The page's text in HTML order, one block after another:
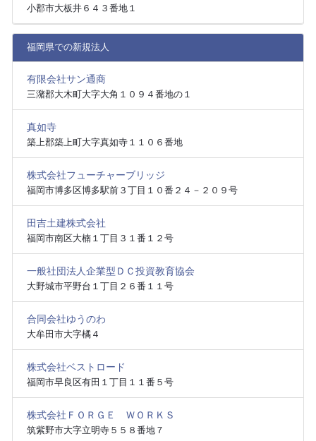
小郡市大板井６４３番地１
福岡県での新規法人
有限会社サン通商
三潴郡大木町大字大角１０９４番地の１
真如寺
築上郡築上町大字真如寺１１０６番地
株式会社フューチャーブリッジ
福岡市博多区博多駅前３丁目１０番２４－２０９号
田吉土建株式会社
福岡市南区大楠１丁目３１番１２号
一般社団法人企業型ＤＣ投資教育協会
大野城市平野台１丁目２６番１１号
合同会社ゆうのわ
大牟田市大字橘４
株式会社ベストロード
福岡市早良区有田１丁目１１番５号
株式会社ＦＯＲＧＥ ＷＯＲＫＳ
筑紫野市大字立明寺５５８番地７